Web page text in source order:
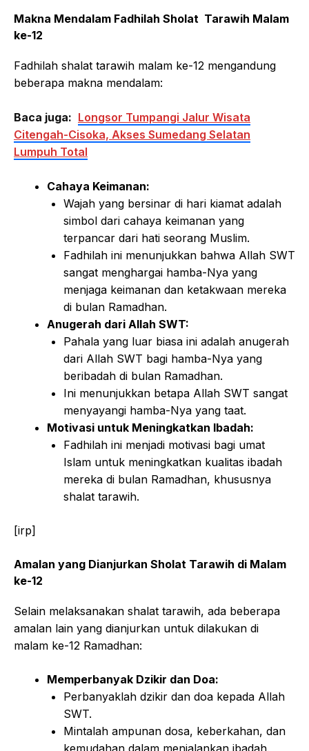
Makna Mendalam Fadhilah Sholat Tarawih Malam
ke-12
Fadhilah shalat tarawih malam ke-12 mengandung
beberapa makna mendalam:
Baca juga: Longsor Tumpangi Jalur Wisata
Citengah-Cisoka, Akses Sumedang Selatan
Lumpuh Total
Cahaya Keimanan:
Wajah yang bersinar di hari kiamat adalah
simbol dari cahaya keimanan yang
terpancar dari hati seorang Muslim.
Fadhilah ini menunjukkan bahwa Allah SWT
sangat menghargai hamba-Nya yang
menjaga keimanan dan ketakwaan mereka
di bulan Ramadhan.
Anugerah dari Allah SWT:
Pahala yang luar biasa ini adalah anugerah
dari Allah SWT bagi hamba-Nya yang
beribadah di bulan Ramadhan.
Ini menunjukkan betapa Allah SWT sangat
menyayangi hamba-Nya yang taat.
Motivasi untuk Meningkatkan Ibadah:
Fadhilah ini menjadi motivasi bagi umat
Islam untuk meningkatkan kualitas ibadah
mereka di bulan Ramadhan, khususnya
shalat tarawih.
[irp]
Amalan yang Dianjurkan Sholat Tarawih di Malam
ke-12
Selain melaksanakan shalat tarawih, ada beberapa
amalan lain yang dianjurkan untuk dilakukan di
malam ke-12 Ramadhan:
Memperbanyak Dzikir dan Doa:
Perbanyaklah dzikir dan doa kepada Allah
SWT.
Mintalah ampunan dosa, keberkahan, dan
kemudahan dalam menjalankan ibadah.